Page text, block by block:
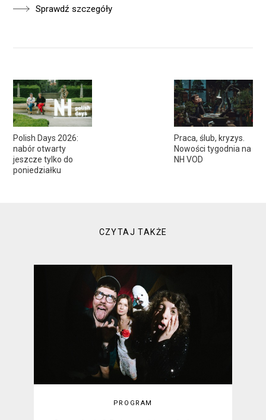
Polish Days 2026:
nabór otwarty
jeszcze tylko do
poniedziałku
Praca, ślub, kryzys.
Nowości tygodnia na
NH VOD
Sprawdź szczegóły
CZYTAJ TAKŻE
PROGRAM